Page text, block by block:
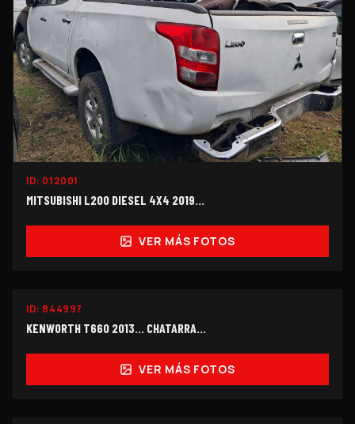
ID: 012001
MITSUBISHI L200 DIESEL 4X4 2019...
VER MÁS FOTOS
ID: 844997
KENWORTH T660 2013… CHATARRA…
VER MÁS FOTOS